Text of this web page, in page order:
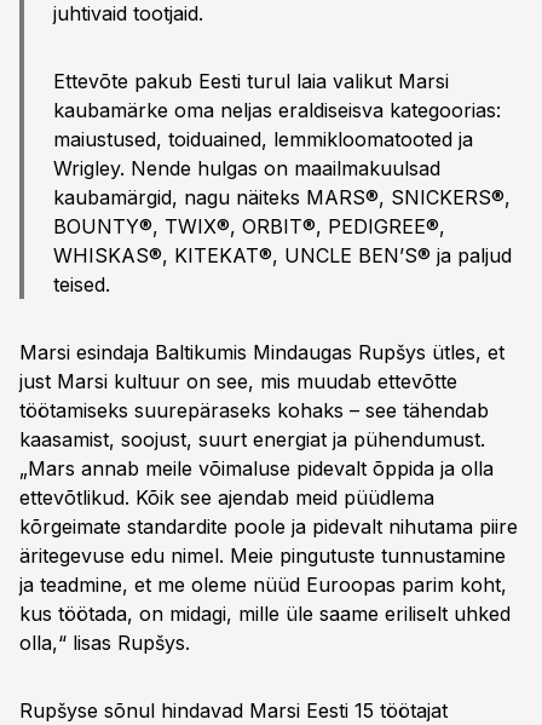
juhtivaid tootjaid.
Ettevõte pakub Eesti turul laia valikut Marsi
kaubamärke oma neljas eraldiseisva kategoorias:
maiustused, toiduained, lemmikloomatooted ja
Wrigley. Nende hulgas on maailma­kuulsad
kaubamärgid, nagu näiteks MARS®, SNICKERS®,
BOUNTY®, TWIX®, ORBIT®, PEDIGREE®,
WHISKAS®, KITEKAT®, UNCLE BEN’S® ja paljud
teised.
Marsi esindaja Baltikumis Mindaugas Rupšys ütles, et
just Marsi kultuur on see, mis muudab ettevõtte
töötamiseks suurepäraseks kohaks – see tähendab
kaasamist, soojust, suurt energiat ja pühendumust.
„Mars annab meile võimaluse pidevalt õppida ja olla
ettevõtlikud. Kõik see ajendab meid püüdlema
kõrgeimate standardite poole ja pidevalt nihutama piire
äritegevuse edu nimel. Meie pingutuste tunnustamine
ja teadmine, et me oleme nüüd Euroopas parim koht,
kus töötada, on midagi, mille üle saame eriliselt uhked
olla,“ lisas Rupšys.
Rupšyse sõnul hindavad Marsi Eesti 15 töötajat